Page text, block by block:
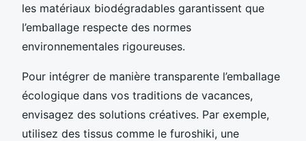
les matériaux biodégradables garantissent que
l’emballage respecte des normes
environnementales rigoureuses.
Pour intégrer de manière transparente l’emballage
écologique dans vos traditions de vacances,
envisagez des solutions créatives. Par exemple,
utilisez des tissus comme le furoshiki, une